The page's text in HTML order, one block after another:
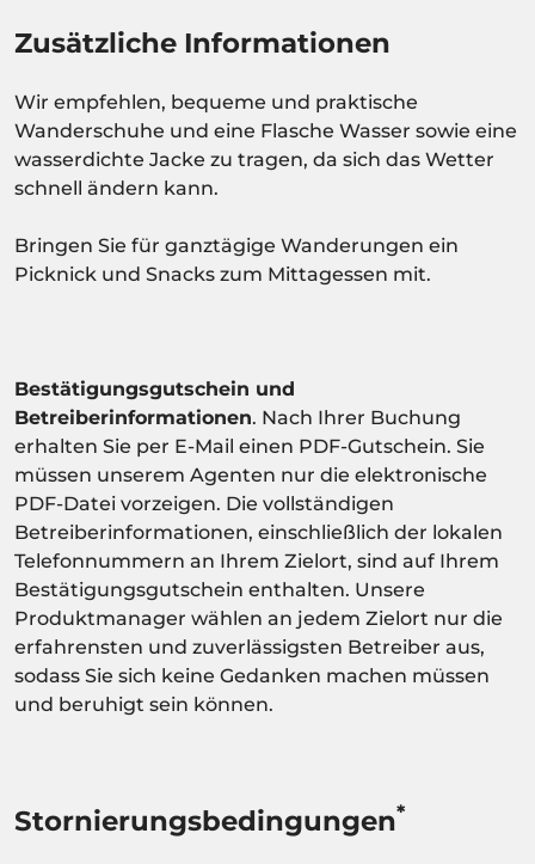
Zusätzliche Informationen
Wir empfehlen, bequeme und praktische
Wanderschuhe und eine Flasche Wasser sowie eine
wasserdichte Jacke zu tragen, da sich das Wetter
schnell ändern kann.
Bringen Sie für ganztägige Wanderungen ein
Picknick und Snacks zum Mittagessen mit.
Bestätigungsgutschein und
Betreiberinformationen. Nach Ihrer Buchung
erhalten Sie per E-Mail einen PDF-Gutschein. Sie
müssen unserem Agenten nur die elektronische
PDF-Datei vorzeigen. Die vollständigen
Betreiberinformationen, einschließlich der lokalen
Telefonnummern an Ihrem Zielort, sind auf Ihrem
Bestätigungsgutschein enthalten. Unsere
Produktmanager wählen an jedem Zielort nur die
erfahrensten und zuverlässigsten Betreiber aus,
sodass Sie sich keine Gedanken machen müssen
und beruhigt sein können.
Stornierungsbedingungen*